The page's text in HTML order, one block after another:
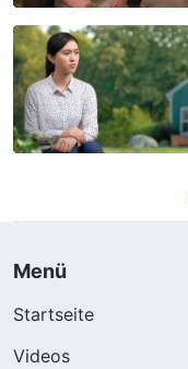
Menü
Startseite
Videos